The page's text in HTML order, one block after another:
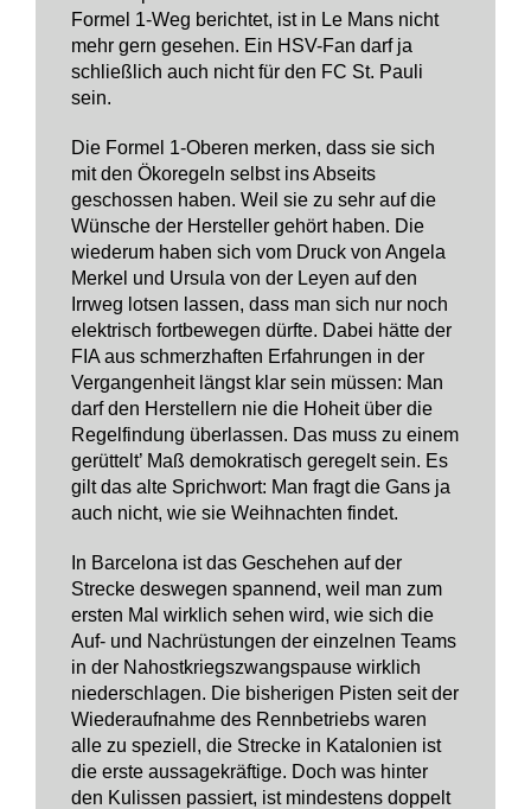
Formel 1-Weg berichtet, ist in Le Mans nicht
mehr gern gesehen. Ein HSV-Fan darf ja
schließlich auch nicht für den FC St. Pauli
sein.
Die Formel 1-Oberen merken, dass sie sich
mit den Ökoregeln selbst ins Abseits
geschossen haben. Weil sie zu sehr auf die
Wünsche der Hersteller gehört haben. Die
wiederum haben sich vom Druck von Angela
Merkel und Ursula von der Leyen auf den
Irrweg lotsen lassen, dass man sich nur noch
elektrisch fortbewegen dürfte. Dabei hätte der
FIA aus schmerzhaften Erfahrungen in der
Vergangenheit längst klar sein müssen: Man
darf den Herstellern nie die Hoheit über die
Regelfindung überlassen. Das muss zu einem
gerüttelt’ Maß demokratisch geregelt sein. Es
gilt das alte Sprichwort: Man fragt die Gans ja
auch nicht, wie sie Weihnachten findet.
In Barcelona ist das Geschehen auf der
Strecke deswegen spannend, weil man zum
ersten Mal wirklich sehen wird, wie sich die
Auf- und Nachrüstungen der einzelnen Teams
in der Nahostkriegszwangspause wirklich
niederschlagen. Die bisherigen Pisten seit der
Wiederaufnahme des Rennbetriebs waren
alle zu speziell, die Strecke in Katalonien ist
die erste aussagekräftige. Doch was hinter
den Kulissen passiert, ist mindestens doppelt